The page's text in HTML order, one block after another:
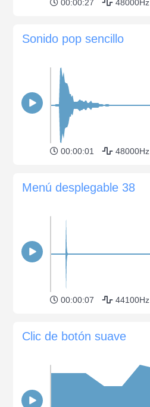
00:00:27 48000Hz
Sonido pop sencillo
00:00:01 48000Hz
Menú desplegable 38
00:00:07 44100Hz
Clic de botón suave